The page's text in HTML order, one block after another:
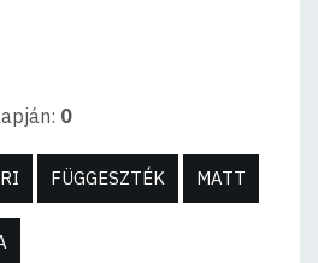
0
FÜGGESZTÉK MATT